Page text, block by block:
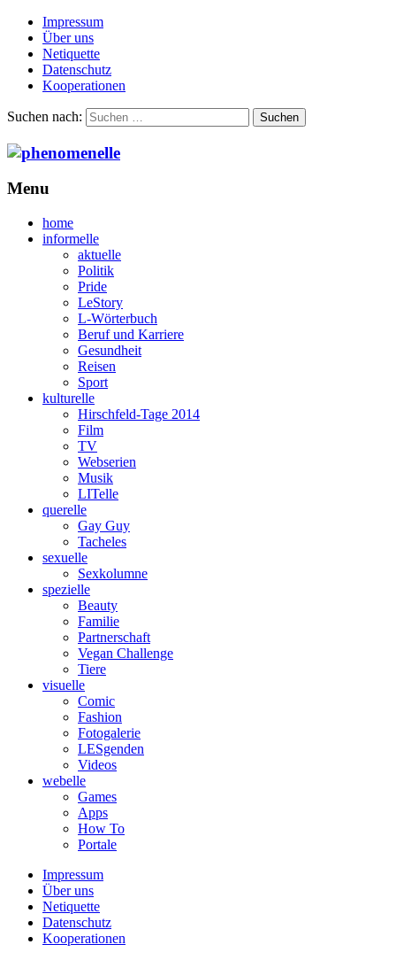
Impressum
Über uns
Netiquette
Datenschutz
Kooperationen
Suchen nach:
Menu
home
informelle
aktuelle
Politik
Pride
LeStory
L-Wörterbuch
Beruf und Karriere
Gesundheit
Reisen
Sport
kulturelle
Hirschfeld-Tage 2014
Film
TV
Webserien
Musik
LITelle
querelle
Gay Guy
Tacheles
sexuelle
Sexkolumne
spezielle
Beauty
Familie
Partnerschaft
Vegan Challenge
Tiere
visuelle
Comic
Fashion
Fotogalerie
LESgenden
Videos
webelle
Games
Apps
How To
Portale
Impressum
Über uns
Netiquette
Datenschutz
Kooperationen